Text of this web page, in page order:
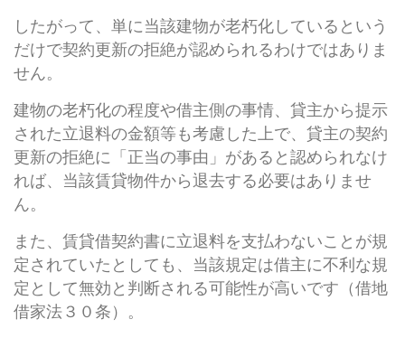
したがって、単に当該建物が老朽化しているという
だけで契約更新の拒絶が認められるわけではありま
せん。
建物の老朽化の程度や借主側の事情、貸主から提示
された立退料の金額等も考慮した上で、貸主の契約
更新の拒絶に「正当の事由」があると認められなけ
れば、当該賃貸物件から退去する必要はありませ
ん。
また、賃貸借契約書に立退料を支払わないことが規
定されていたとしても、当該規定は借主に不利な規
定として無効と判断される可能性が高いです（借地
借家法３０条）。